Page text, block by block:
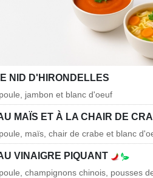
NID D'HIRONDELLES
jambon et blanc d'oeuf
MAÏS ET À LA CHAIR DE
maïs, chair de crabe et blanc
VINAIGRE PIQUANT
champignons chinois, pousses